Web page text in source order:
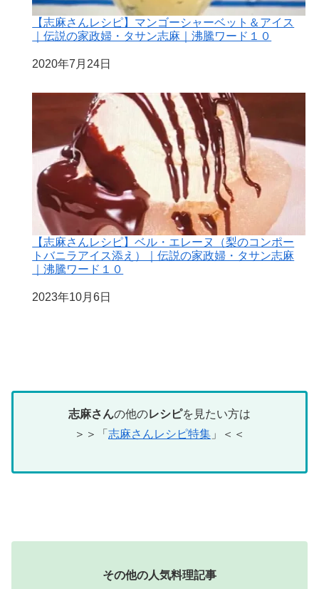
【志麻さんレシピ】マンゴーシャーベット＆アイス
｜伝説の家政婦・タサン志麻｜沸騰ワード１０
日付
2020年7月24日
【志麻さんレシピ】ベル・エレーヌ（梨のコンポー
トバニラアイス添え）｜伝説の家政婦・タサン志麻
｜沸騰ワード１０
日付
2023年10月6日
志麻さんの他のレシピを見たい方は
＞＞「 志麻さんレシピ特集 」＜＜
その他の人気料理記事